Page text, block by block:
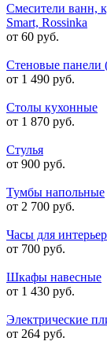
Смесители ванн,
Smart, Rossinka
от 60 руб.
Стеновые панели
от 1 490 руб.
Столы кухонные
от 1 870 руб.
Стулья
от 900 руб.
Тумбы напольные
от 2 700 руб.
Часы для
от 700 руб.
Шкафы навесные
от 1 430 руб.
Электрические
от 264 руб.